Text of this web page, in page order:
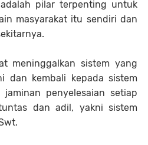
pilar terpenting untuk
masyarakat itu sendiri dan
meninggalkan sistem yang
dan kembali kepada sistem
penyelesaian setiap
dan adil, yakni sistem